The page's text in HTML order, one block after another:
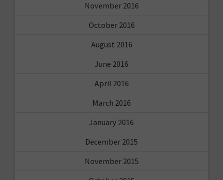
November 2016
October 2016
August 2016
June 2016
April 2016
March 2016
January 2016
December 2015
November 2015